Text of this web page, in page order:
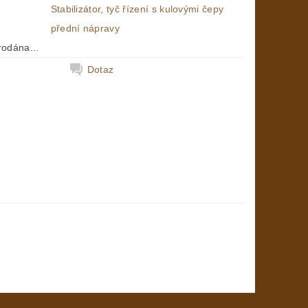
Stabilizátor, tyč řízení s kulovými čepy
přední nápravy
Dotaz